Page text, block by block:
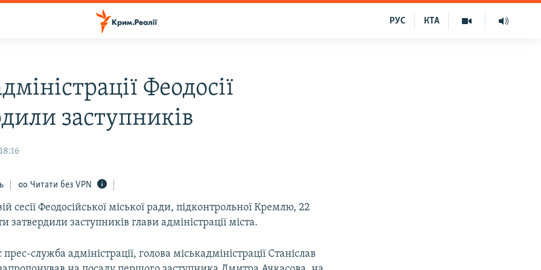
КТА
РУС
Феодосії
заступників
Читати без VPN
сесії Феодосійської міської ради, підконтрольної Кремлю, 22
затвердили заступників глави адміністрації міста.
служба адміністрації, голова міськадміністрації Станіслав